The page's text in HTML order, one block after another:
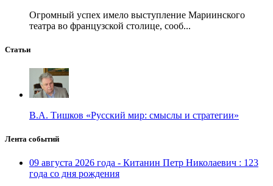
Огромный успех имело выступление Мариинского
театра во французской столице, сооб...
Статьи
В.А. Тишков «Русский мир: смыслы и стратегии»
Лента событий
09 августа 2026 года - Китанин Петр Николаевич : 123
года со дня рождения